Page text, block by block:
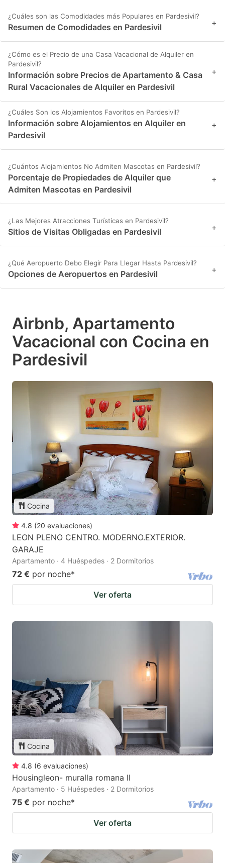
¿Cuáles son las Comodidades más Populares en Pardesivil?
Resumen de Comodidades en Pardesivil +
¿Cómo es el Precio de una Casa Vacacional de Alquiler en
Pardesivil?
Información sobre Precios de Apartamento & Casa
Rural Vacacionales de Alquiler en Pardesivil
+
¿Cuáles Son los Alojamientos Favoritos en Pardesivil?
Información sobre Alojamientos en Alquiler en
Pardesivil
+
¿Cuántos Alojamientos No Admiten Mascotas en Pardesivil?
Porcentaje de Propiedades de Alquiler que
Admiten Mascotas en Pardesivil
+
¿Las Mejores Atracciones Turísticas en Pardesivil?
Sitios de Visitas Obligadas en Pardesivil +
¿Qué Aeropuerto Debo Elegir Para Llegar Hasta Pardesivil?
Opciones de Aeropuertos en Pardesivil +
Airbnb, Apartamento
Vacacional con Cocina en
Pardesivil
Cocina
4.8 (20 evaluaciones)
LEON PLENO CENTRO. MODERNO.EXTERIOR.
GARAJE
Apartamento · 4 Huéspedes · 2 Dormitorios
72 € por noche*
Ver oferta
Cocina
4.8 (6 evaluaciones)
Housingleon- muralla romana II
Apartamento · 5 Huéspedes · 2 Dormitorios
75 € por noche*
Ver oferta